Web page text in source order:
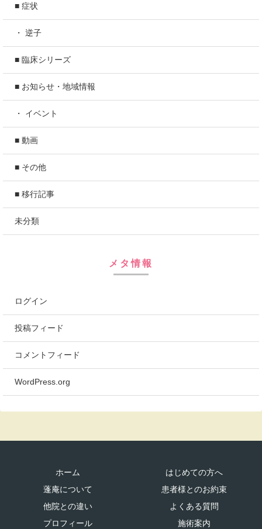
■ 症状
・ 逆子
■ 臨床シリーズ
■ お知らせ・地域情報
・ イベント
■ 動画
■ その他
■ 移行記事
未分類
メタ情報
ログイン
投稿フィード
コメントフィード
WordPress.org
ホーム
はじめての方へ
蓬庵について
患者様とのお約束
他院との違い
よくある質問
プロフィール
施術案内